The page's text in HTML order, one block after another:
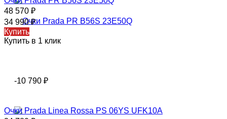
48 570 ₽
34 990₽
Купить
Купить в 1 клик
-10 790 ₽
Очки Prada Linea Rossa PS 06YS UFK10A